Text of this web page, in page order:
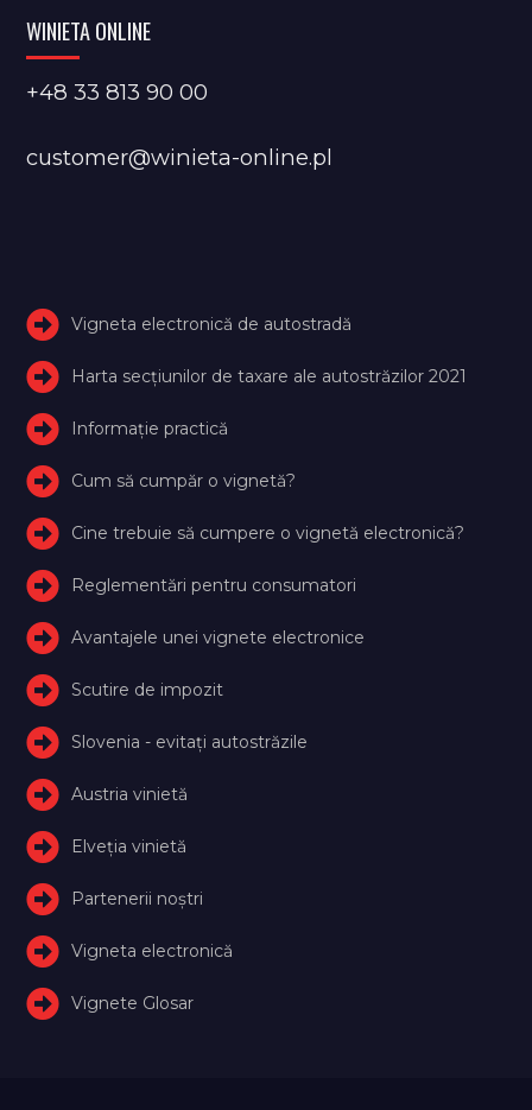
WINIETA ONLINE
+48 33 813 90 00
customer@winieta-online.pl
Vigneta electronică de autostradă
Harta secțiunilor de taxare ale autostrăzilor 2021
Informație practică
Cum să cumpăr o vignetă?
Cine trebuie să cumpere o vignetă electronică?
Reglementări pentru consumatori
Avantajele unei vignete electronice
Scutire de impozit
Slovenia - evitați autostrăzile
Austria vinietă
Elveţia vinietă
Partenerii noștri
Vigneta electronică
Vignete Glosar